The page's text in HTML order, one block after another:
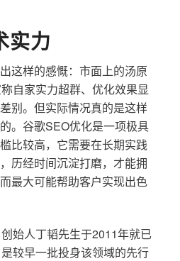
实力
这样的感慨：市面上的汤原
自家实力超群、优化效果显
别。但实际情况真的是这样
。谷歌SEO优化是一项极具
比较高，它需要在长期实践
历经时间沉淀打磨，才能拥
最大可能帮助客户实现出色
始人丁韬先生于2011年就已
较早一批投身该领域的先行